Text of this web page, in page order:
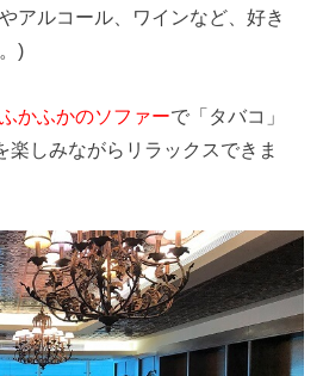
アルコール、ワインなど、好き
)
ふかふかのソファーで「タバコ」
楽しみながらリラックスできま